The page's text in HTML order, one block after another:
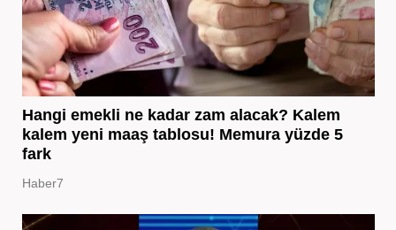
Hangi emekli ne kadar zam alacak? Kalem
kalem yeni maaş tablosu! Memura yüzde 5
fark
Haber7